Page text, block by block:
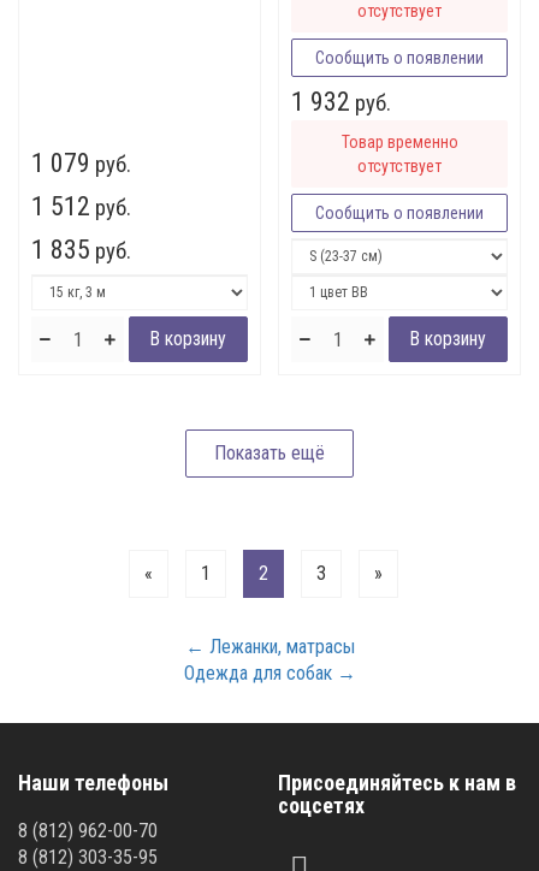
1 079 руб.
1 512 руб.
1 835 руб.
отсутствует
Сообщить о появлении
1 932 руб.
Товар временно
отсутствует
Сообщить о появлении
« 1 2 3 »
← Лежанки, матрасы
Одежда для собак →
Наши телефоны
8 (812) 962-00-70
8 (812) 303-35-95
Присоединяйтесь к нам в
соцсетях